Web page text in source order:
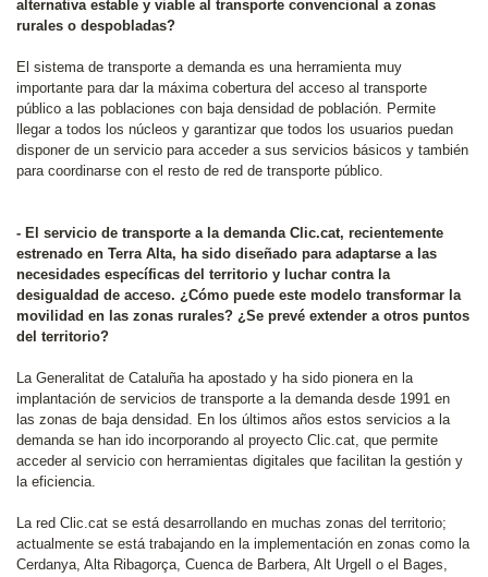
alternativa estable y viable al transporte convencional a zonas
rurales o despobladas?
El sistema de transporte a demanda es una herramienta muy
importante para dar la máxima cobertura del acceso al transporte
público a las poblaciones con baja densidad de población. Permite
llegar a todos los núcleos y garantizar que todos los usuarios puedan
disponer de un servicio para acceder a sus servicios básicos y también
para coordinarse con el resto de red de transporte público.
- El servicio de transporte a la demanda Clic.cat, recientemente
estrenado en Terra Alta, ha sido diseñado para adaptarse a las
necesidades específicas del territorio y luchar contra la
desigualdad de acceso. ¿Cómo puede este modelo transformar la
movilidad en las zonas rurales? ¿Se prevé extender a otros puntos
del territorio?
La Generalitat de Cataluña ha apostado y ha sido pionera en la
implantación de servicios de transporte a la demanda desde 1991 en
las zonas de baja densidad. En los últimos años estos servicios a la
demanda se han ido incorporando al proyecto Clic.cat, que permite
acceder al servicio con herramientas digitales que facilitan la gestión y
la eficiencia.
La red Clic.cat se está desarrollando en muchas zonas del territorio;
actualmente se está trabajando en la implementación en zonas como la
Cerdanya, Alta Ribagorça, Cuenca de Barbera, Alt Urgell o el Bages,